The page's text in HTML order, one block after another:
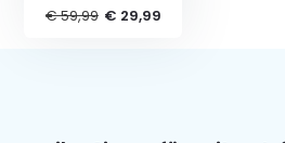
€ 59,99 € 29,99